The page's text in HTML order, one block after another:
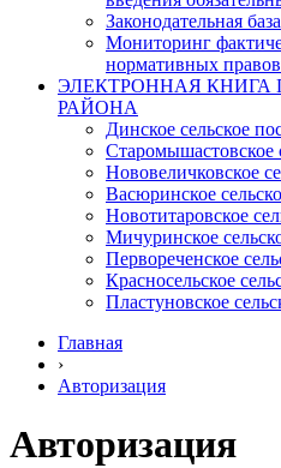
Законодательная база
Мониторинг
нормативных
ЭЛЕКТРОННАЯ
РАЙОНА
Динское сельское
Старомышастовское
Нововеличковское
Васюринское
Новотитаровское
Мичуринское
Первореченское
Красносельское
Пластуновское
Главная
›
Авторизация
Авторизация